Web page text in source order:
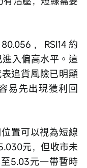
，RSI14約
進入偏高水平。這
追貨風險已明顯
易先出現獲利回
置可以視為短線
元，但收市未
5.03元一帶暫時